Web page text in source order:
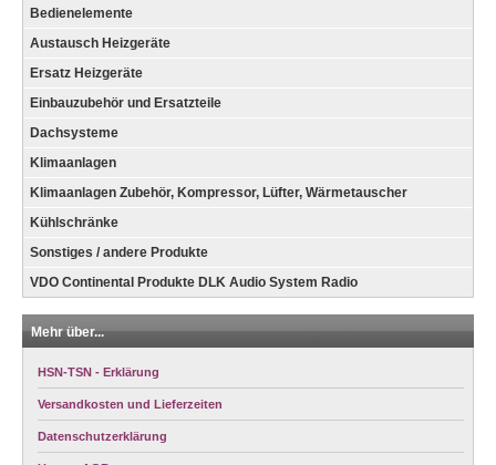
Bedienelemente
Austausch Heizgeräte
Ersatz Heizgeräte
Einbauzubehör und Ersatzteile
Dachsysteme
Klimaanlagen
Klimaanlagen Zubehör, Kompressor, Lüfter, Wärmetauscher
Kühlschränke
Sonstiges / andere Produkte
VDO Continental Produkte DLK Audio System Radio
Mehr über...
HSN-TSN - Erklärung
Versandkosten und Lieferzeiten
Datenschutzerklärung